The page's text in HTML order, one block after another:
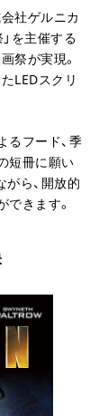
社ゲルニカ
を主催する
祭が実現。
LEDスクリ
るフード、季
短冊に願い
ら、開放的
きます。